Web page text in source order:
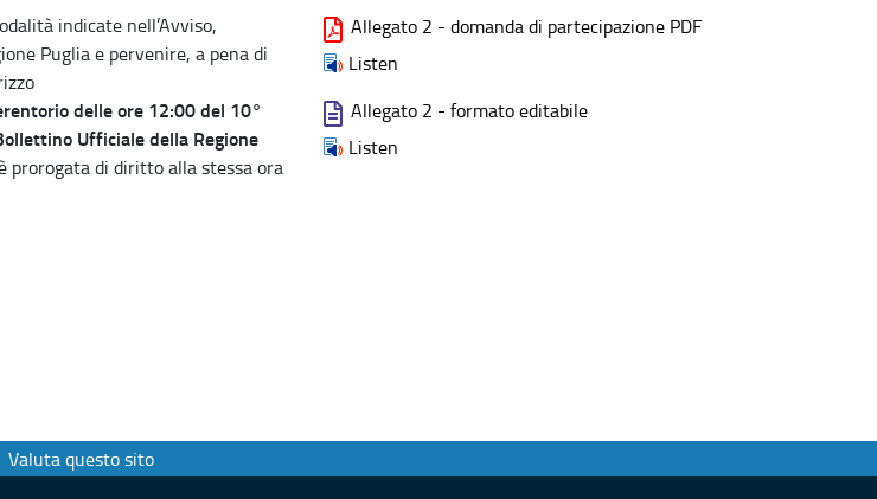
indicate nell’Avviso,
Puglia e pervenire, a pena di
delle ore 12:00 del 10°
Ufficiale della Regione
prorogata di diritto alla stessa ora
Allegato 2 - domanda di partecipazione PDF
Listen
Allegato 2 - formato editabile
Listen
Valuta questo sito